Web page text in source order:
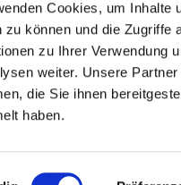
Cookies, um Inhalte
zu können und die Zugriffe
zu Ihrer Verwendung
weiter. Unsere
die Sie ihnen
haben.